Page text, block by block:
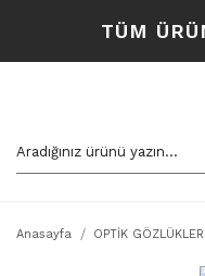
TÜM
Anasayfa OPTİK GÖZLÜKLER